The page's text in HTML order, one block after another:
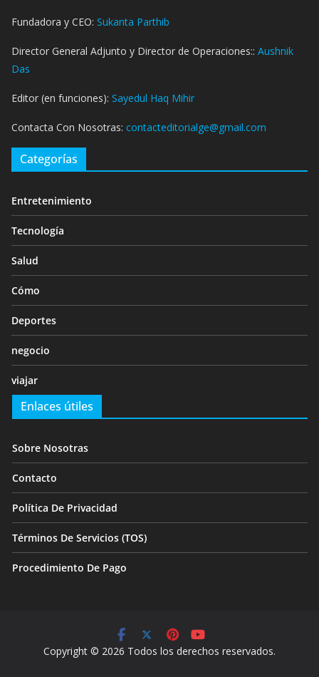
Fundadora y CEO: Sukanta Parthib
Director General Adjunto y Director de Operaciones:: Aushnik
Das
Editor (en funciones): Sayedul Haq Mihir
Contacta Con Nosotras: contacteditorialge@gmail.com
Categorías
Entretenimiento
Tecnología
Salud
Cómo
Deportes
negocio
viajar
Enlaces útiles
Sobre Nosotras
Contacto
Política De Privacidad
Términos De Servicios (TOS)
Procedimiento De Pago
Copyright © 2026 Todos los derechos reservados.